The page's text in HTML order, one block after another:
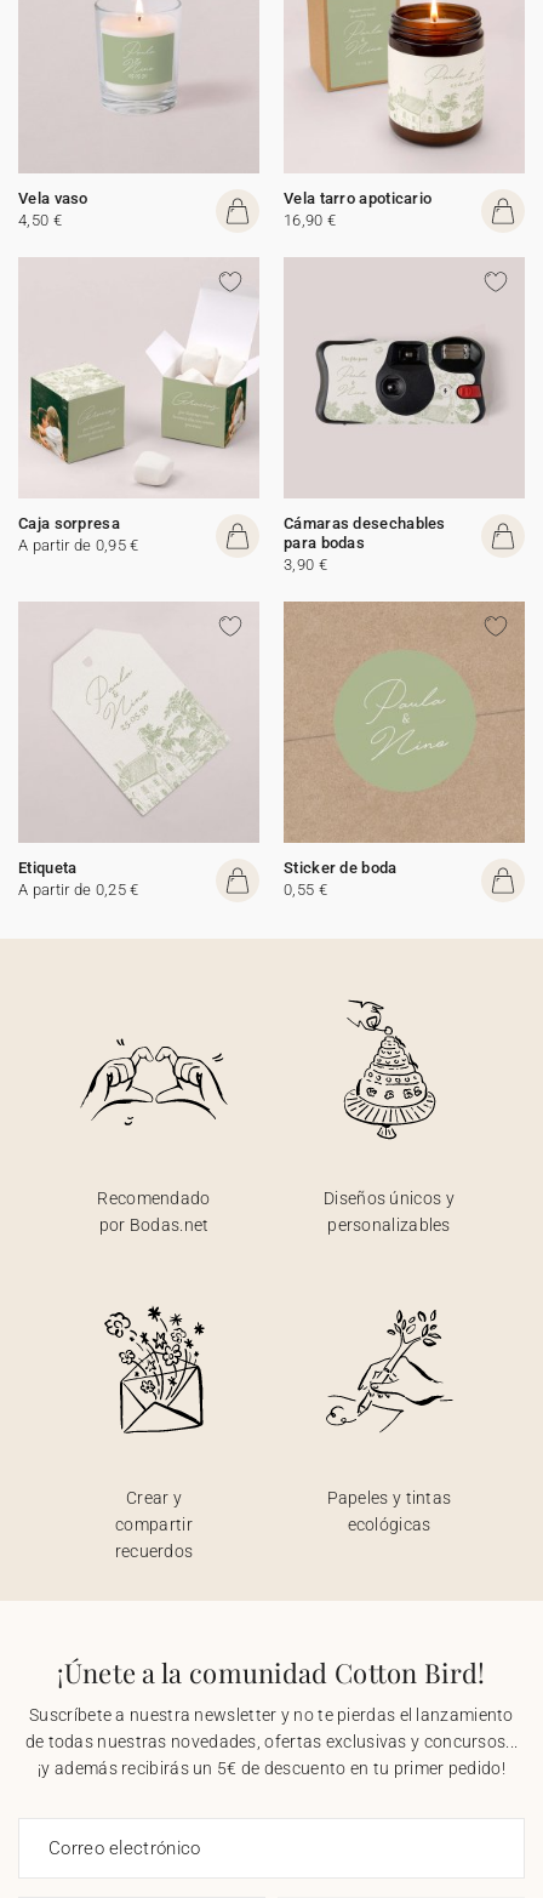
Vela vaso
4,50 €
Vela tarro apoticario
16,90 €
Caja sorpresa
A partir de 0,95 €
Cámaras desechables
para bodas
3,90 €
Etiqueta
A partir de 0,25 €
Sticker de boda
0,55 €
Recomendado
por Bodas.net
Diseños únicos y
personalizables
Crear y
compartir
recuerdos
Papeles y tintas
ecológicas
¡Únete a la comunidad Cotton Bird!
Suscríbete a nuestra newsletter y no te pierdas el lanzamiento
de todas nuestras novedades, ofertas exclusivas y concursos...
¡y además recibirás un 5€ de descuento en tu primer pedido!
Correo electrónico